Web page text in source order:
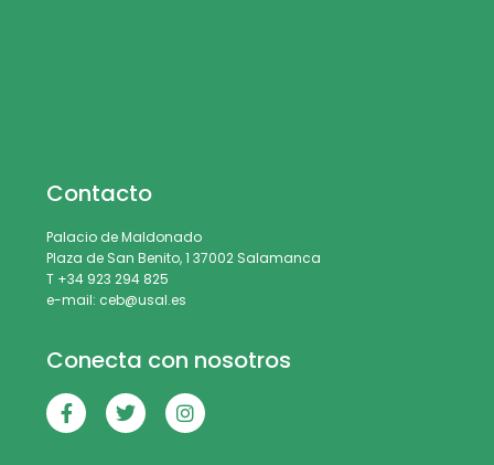
Contacto
Palacio de Maldonado
Plaza de San Benito, 1 37002 Salamanca
T +34 923 294 825
e-mail: ceb@usal.es
Conecta con nosotros